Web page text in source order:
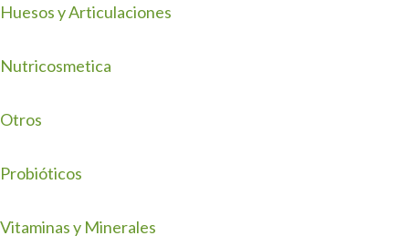
Huesos y Articulaciones
Nutricosmetica
Otros
Probióticos
Vitaminas y Minerales